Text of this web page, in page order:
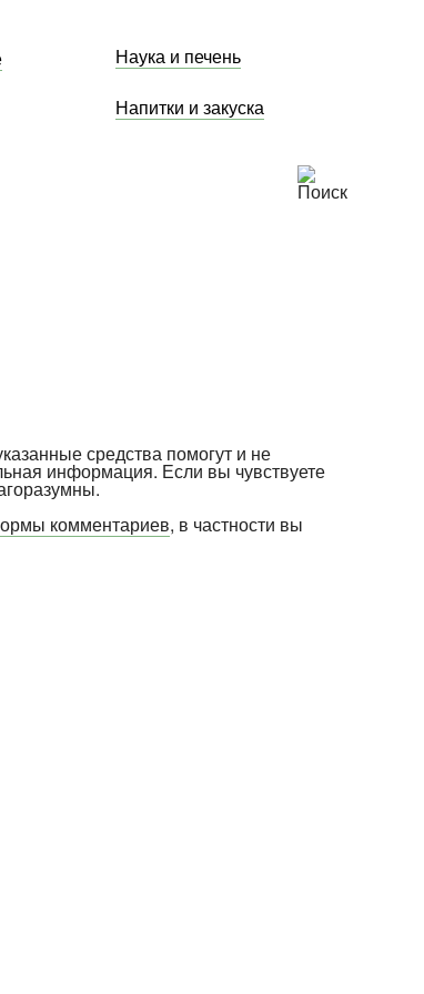
Наука и печень
Напитки и закуска
средства помогут и не
информация. Если вы чувствуете
комментариев, в частности вы